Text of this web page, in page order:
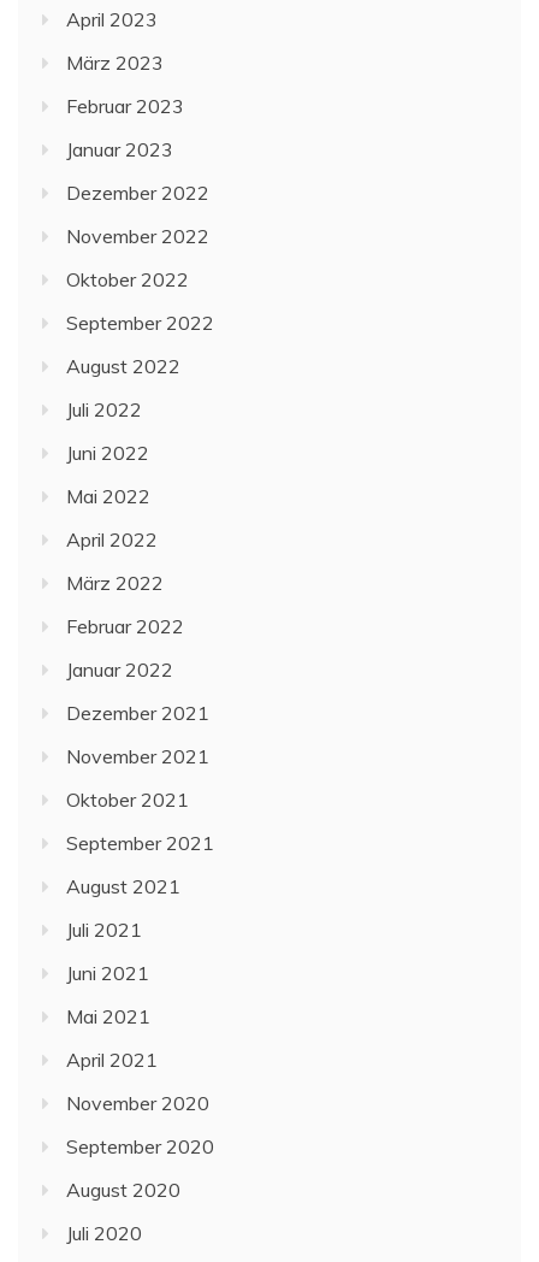
April 2023
März 2023
Februar 2023
Januar 2023
Dezember 2022
November 2022
Oktober 2022
September 2022
August 2022
Juli 2022
Juni 2022
Mai 2022
April 2022
März 2022
Februar 2022
Januar 2022
Dezember 2021
November 2021
Oktober 2021
September 2021
August 2021
Juli 2021
Juni 2021
Mai 2021
April 2021
November 2020
September 2020
August 2020
Juli 2020